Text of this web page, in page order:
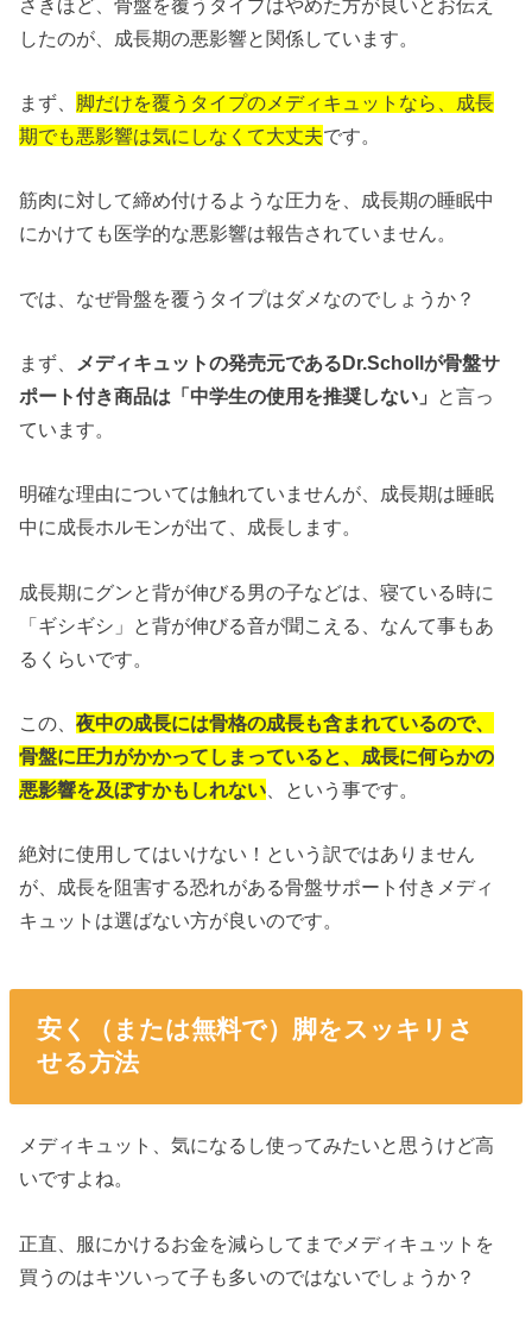
したのが、成長期の悪影響と関係しています。
まず、 脚だけを覆うタイプのメディキュットなら、成長
期でも悪影響は気にしなくて大丈夫です。
筋肉に対して締め付けるような圧力を、成長期の睡眠中
にかけても医学的な悪影響は報告されていません。
では、なぜ骨盤を覆うタイプはダメなのでしょうか？
まず、
メディキュットの発売元であるDr.Schollが骨盤サ
ポート付き商品は「中学生の使用を推奨しない」 と言っ
ています。
明確な理由については触れていませんが、成長期は睡眠
中に成長ホルモンが出て、成長します。
成長期にグンと背が伸びる男の子などは、寝ている時に
「ギシギシ」と背が伸びる音が聞こえる、なんて事もあ
るくらいです。
この、夜中の成長には骨格の成長も含まれているので、
骨盤に圧力がかかってしまっていると、成長に何らかの
悪影響を及ぼすかもしれない 、という事です。
絶対に使用してはいけない！という訳ではありません
が、成長を阻害する恐れがある骨盤サポート付きメディ
キュットは選ばない方が良いのです。
安く（または無料で）脚をスッキリさ
せる方法
メディキュット、気になるし使ってみたいと思うけど高
いですよね。
正直、服にかけるお金を減らしてまでメディキュットを
買うのはキツいって子も多いのではないでしょうか？